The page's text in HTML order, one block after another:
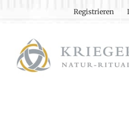
springen
Registrieren